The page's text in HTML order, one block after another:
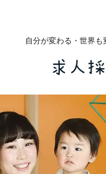
自分が変わる・世界